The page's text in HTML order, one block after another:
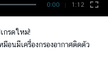
0:00 1:12
กรดใหม่!
อนมีเครื่องกรองอากาศติดตัว